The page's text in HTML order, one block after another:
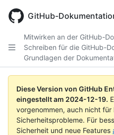
main
GitHub-
Mitwirken an der GitHub-
Schreiben für die GitHub-
Grundlagen der
Diese Version von GitHub
eingestellt am 2024-12-19.
vorgenommen, auch nicht für
Sicherheitsprobleme. Für
Sicherheit und neue Features